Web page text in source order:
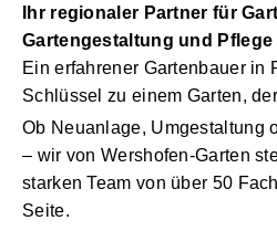
Ihr regionaler Partner für
Gartengestaltung und Pflege
Ein erfahrener Gartenbauer in
Schlüssel zu einem Garten,
Ob Neuanlage, Umgestaltung
– wir von Wershofen-Garten
starkenTeam von über 50
Seite.